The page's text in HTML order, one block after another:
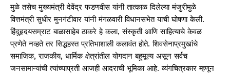
मुळे तसेच मुख्यमंत्री देवेंद्र फडणवीस यांनी तात्काळ दिलेल्या मंजुरीमुळे
वित्तमंत्री सुधीर मुनगंटीवार यांनी मंगळवारी विधानसभेत याची घोषणा केली.
हिंदुहृदयसम्राट बाळासाहेब ठाकरे हे कला, संस्कृती आणि साहित्याचे केवळ
प्रणेते नव्हते तर सिद्धहस्त प्रतिभाशाली कलावंत होते. शिवसेनाप्रमुखांचे
समाजिक, राजकीय, धार्मिक क्षेत्रांतील योगदान बहुमूल्य असून सर्वच
जनसामान्यांची त्यांच्याप्रती आजही आदराची भूमिका आहे. व्यंगचित्रकार म्हणून